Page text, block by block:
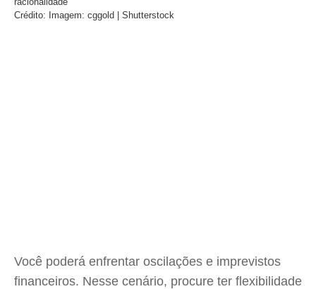
Crédito: Imagem: cggold | Shutterstock
Você poderá enfrentar oscilações e imprevistos
financeiros. Nesse cenário, procure ter flexibilidade